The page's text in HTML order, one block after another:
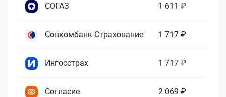
СОГАЗ 1 611 ₽
Совкомбанк Страхование 1 717 ₽
Ингосстрах 1 717 ₽
Согласие 2 069 ₽